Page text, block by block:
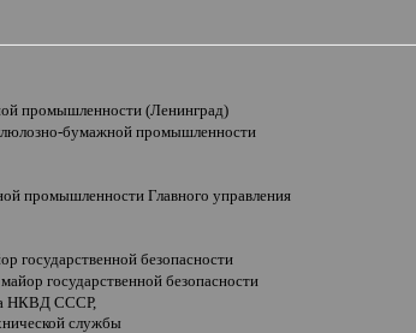
промышленности (Ленинград)
бумажной промышленности
промышленности Главного управления
государственной безопасности
государственной безопасности
НКВД СССР,
службы